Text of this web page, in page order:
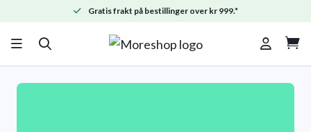
Gratis frakt på bestillinger over kr 999.*
